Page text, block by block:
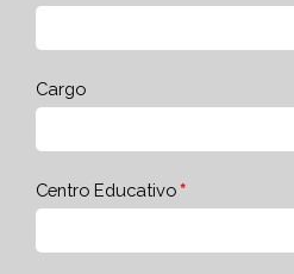
Cargo
Centro Educativo